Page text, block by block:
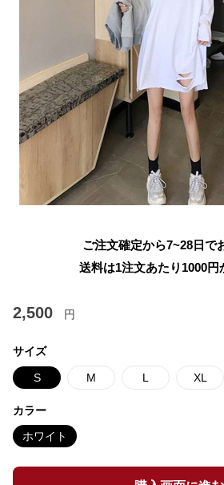
ご注文確定から7~28日で
送料は1注文あたり 1000円
2,500 円
サイズ
S M L XL
カラー
ホワイト